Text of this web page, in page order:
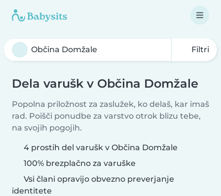
Filtri
Dela varušk v Občina Domžale
Popolna priložnost za zaslužek, ko delaš, kar imaš
rad. Poišči ponudbe za varstvo otrok blizu tebe,
na svojih pogojih.
4 prostih del varušk v Občina Domžale
100% brezplačno za varuške
Vsi člani opravijo obvezno preverjanje
identitete